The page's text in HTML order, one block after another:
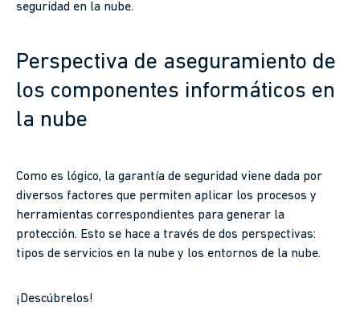
seguridad en la nube.
Perspectiva de aseguramiento de
los componentes informáticos en
la nube
Como es lógico, la garantía de seguridad viene dada por
diversos factores que permiten aplicar los procesos y
herramientas correspondientes para generar la
protección. Esto se hace a través de dos perspectivas:
tipos de servicios en la nube y los entornos de la nube.
¡Descúbrelos!